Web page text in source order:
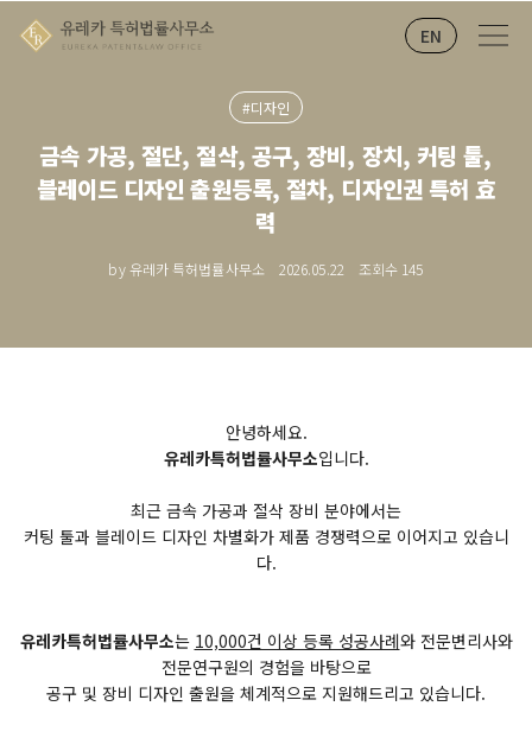
EN
#디자인
금속 가공, 절단, 절삭, 공구, 장비, 장치, 커팅 툴,
블레이드 디자인 출원등록, 절차, 디자인권 특허 효
력
by 유레카 특허법률사무소 2026.05.22 조회수 145
안녕하세요.
유레카특허법률사무소입니다.
최근 금속 가공과 절삭 장비 분야에서는
커팅 툴과 블레이드 디자인 차별화가 제품 경쟁력으로 이어지고 있습니
다.
유레카특허법률사무소는 10,000건 이상 등록 성공사례와 전문변리사와
전문연구원의 경험을 바탕으로
공구 및 장비 디자인 출원을 체계적으로 지원해드리고 있습니다.